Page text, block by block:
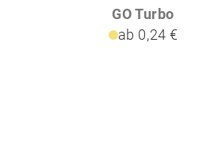
GO Turbo
ab 0,24 €